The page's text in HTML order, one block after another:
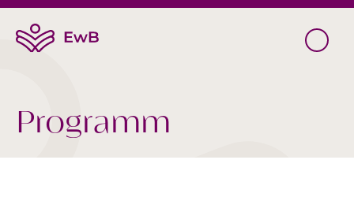
Programm